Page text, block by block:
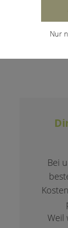
Bei
Weil
Nur